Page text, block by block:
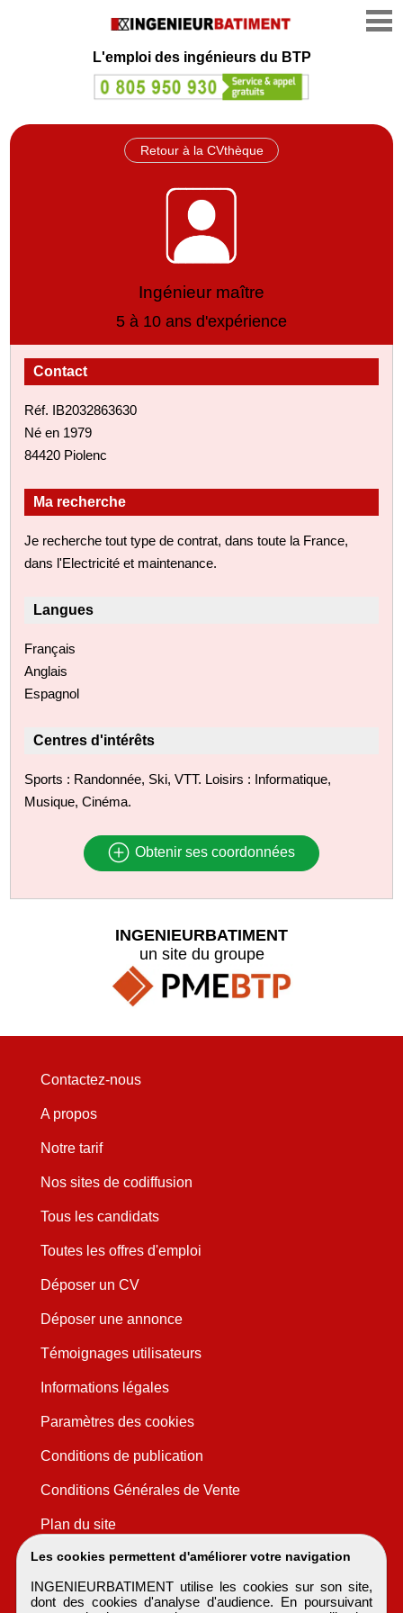
L'emploi des ingénieurs du BTP
Retour à la CVthèque
Ingénieur maître
5 à 10 ans d'expérience
Contact
Réf. IB2032863630
Né en 1979
84420 Piolenc
Ma recherche
Je recherche tout type de contrat, dans toute la France,
dans l'Electricité et maintenance.
Langues
Français
Anglais
Espagnol
Centres d'intérêts
Sports : Randonnée, Ski, VTT. Loisirs : Informatique,
Musique, Cinéma.
Obtenir ses coordonnées
Les cookies permettent d'améliorer votre navigation
INGENIEURBATIMENT utilise les cookies sur son site,
dont des cookies d'analyse d'audience. En poursuivant
INGENIEURBATIMENT
un site du groupe
Contactez-nous
A propos
Notre tarif
Nos sites de codiffusion
Tous les candidats
Toutes les offres d'emploi
Déposer un CV
Déposer une annonce
Témoignages utilisateurs
Informations légales
Paramètres des cookies
Conditions de publication
Conditions Générales de Vente
Plan du site